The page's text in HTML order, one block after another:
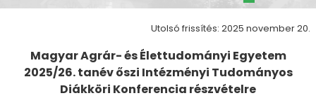
Utolsó frissítés: 2025 november 20.
Magyar Agrár- és Élettudományi Egyetem
2025/26. tanév őszi Intézményi Tudományos
Diákköri Konferencia részvételre